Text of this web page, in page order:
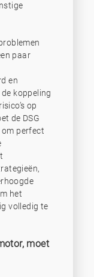
paar
en
koppeling
op
de DSG
perfect
het
volledig te
moet